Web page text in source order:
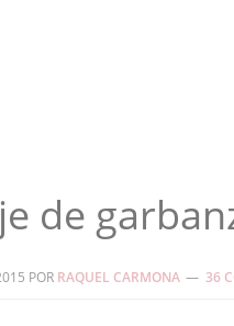
de
POR RAQUEL CARMONA 36